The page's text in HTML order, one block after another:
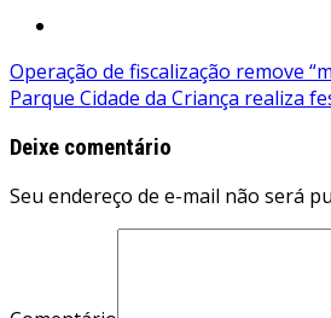
Navegação
de
Post
Operação de fiscalização remove
Parque Cidade da Criança realiza
Deixe comentário
Seu endereço de e-mail não será